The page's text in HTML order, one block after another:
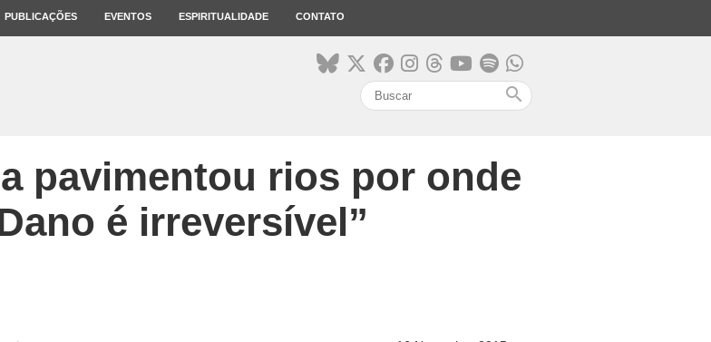
PUBLICAÇÕES EVENTOS ESPIRITUALIDADE CONTATO
search
pavimentou rios por onde
é irreversível”